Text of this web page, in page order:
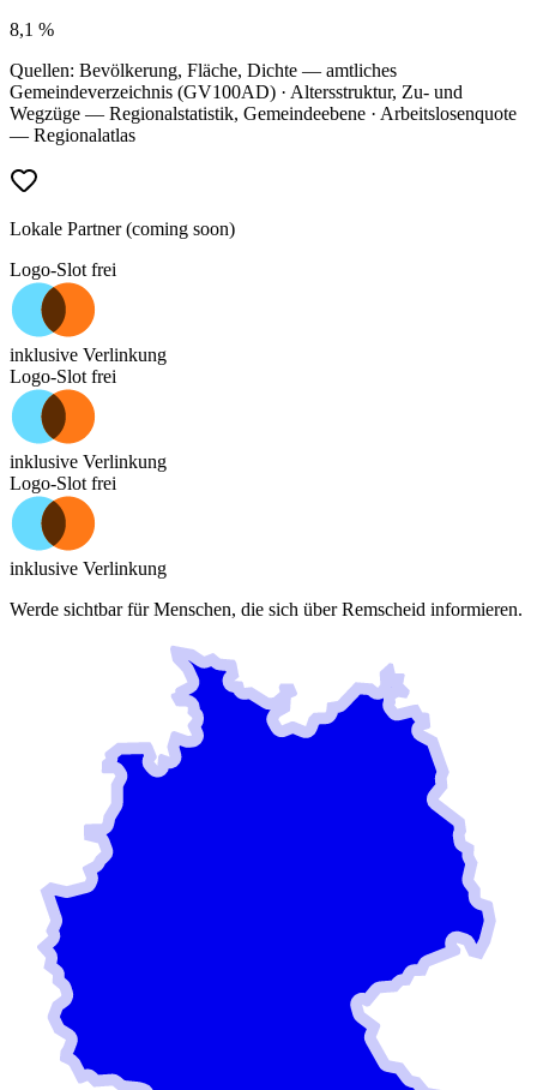
8,1 %
Quellen: Bevölkerung, Fläche, Dichte — amtliches
Gemeindeverzeichnis (GV100AD) · Altersstruktur, Zu- und
Wegzüge — Regionalstatistik, Gemeindeebene · Arbeitslosenquote
— Regionalatlas
Lokale Partner (coming soon)
Logo-Slot frei
inklusive Verlinkung
Logo-Slot frei
inklusive Verlinkung
Logo-Slot frei
inklusive Verlinkung
Werde sichtbar für Menschen, die sich überRemscheid informieren.